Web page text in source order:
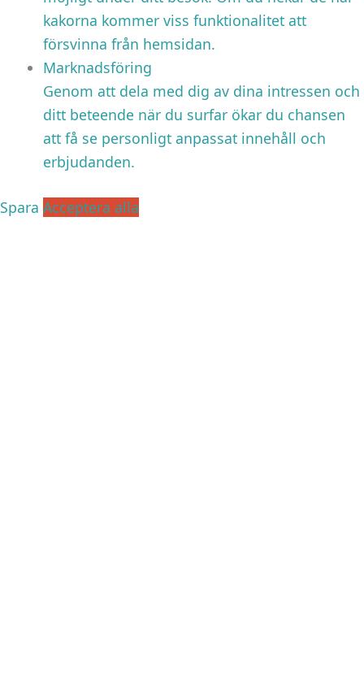
kakorna kommer viss funktionalitet att
försvinna från hemsidan.
Marknadsföring
Genom att dela med dig av dina intressen och
ditt beteende när du surfar ökar du chansen
att få se personligt anpassat innehåll och
erbjudanden.
Spara Acceptera alla